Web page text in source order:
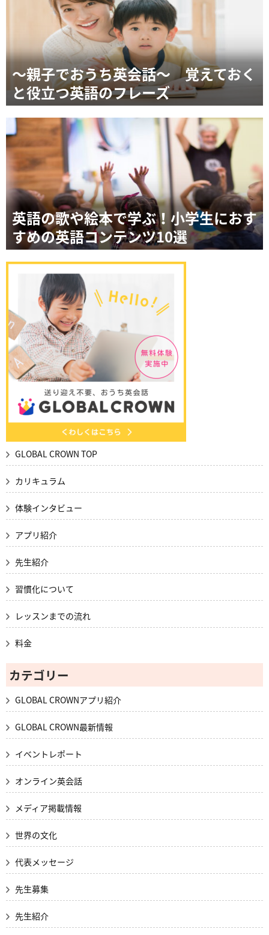
～親子でおうち英会話～ 覚えておく
と役立つ英語のフレーズ
英語の歌や絵本で学ぶ！小学生におす
すめの英語コンテンツ10選
GLOBAL CROWN TOP
カリキュラム
体験インタビュー
アプリ紹介
先生紹介
習慣化について
レッスンまでの流れ
料金
カテゴリー
GLOBAL CROWNアプリ紹介
GLOBAL CROWN最新情報
イベントレポート
オンライン英会話
メディア掲載情報
世界の文化
代表メッセージ
先生募集
先生紹介